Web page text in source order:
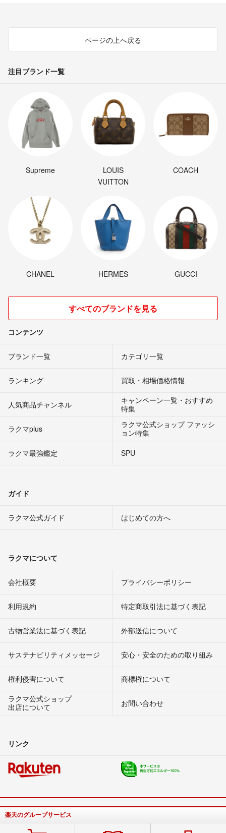
どうぞ宜しくお願いいたします。
ページの上へ戻る
注目ブランド一覧
Supreme
LOUIS
VUITTON
COACH
CHANEL HERMES GUCCI
すべてのブランドを見る
コンテンツ
ブランド一覧 カテゴリ一覧
ランキング 買取・相場価格情報
人気商品チャンネル
キャンペーン一覧・おすすめ
特集
ラクマplus
ラクマ公式ショップ ファッシ
ョン特集
ラクマ最強鑑定
SPU
ガイド
ラクマ公式ガイド はじめての方へ
ラクマについて
会社概要 プライバシーポリシー
利用規約 特定商取引法に基づく表記
古物営業法に基づく表記 外部送信について
サステナビリティメッセージ 安心・安全のための取り組み
権利侵害について
商標権について
ラクマ公式ショップ
出店について
お問い合わせ
リンク
楽天のグループサービス